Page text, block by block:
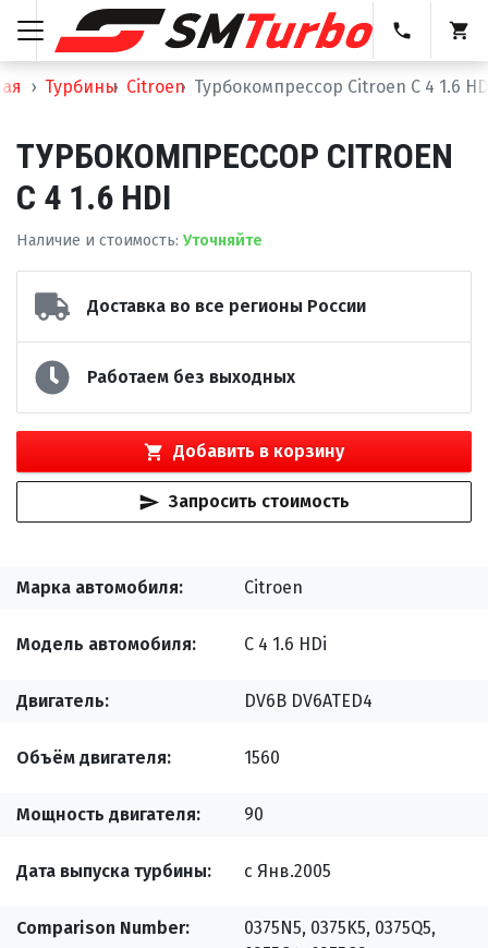
Турбины Citroen Турбокомпрессор Citroen C 4 1.6
ТУРБОКОМПРЕССОР CITROEN
C 4 1.6 HDI
Наличие и стоимость: Уточняйте
Доставка во все регионы России
Работаем без выходных
Добавить в корзину
Запросить стоимость
Марка автомобиля Citroen
Модель автомобиля C 4 1.6 HDi
Двигатель DV6B DV6ATED4
Объём двигателя 1560
Мощность двигателя 90
Дата выпуска турбины с Янв.2005
Comparison Number
0375N5, 0375K5, 0375Q5,